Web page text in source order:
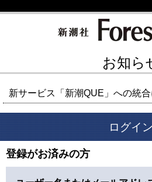
お知ら
新サービス「新潮QUE」への統
ログイン
登録がお済みの方